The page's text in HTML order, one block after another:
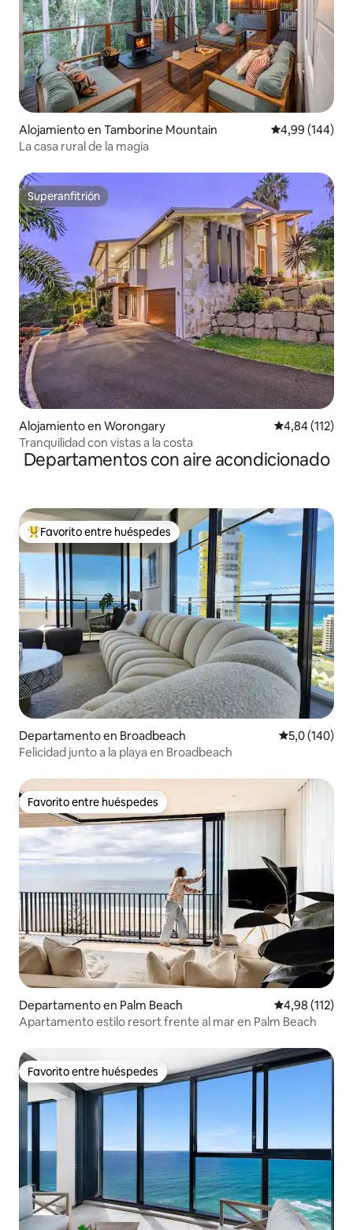
Alojamiento en Tamborine Mountain Calificación
4,99 (144)
La casa rural de la magia
Superanfitrión
Superanfitrión
Alojamiento en Worongary Calificación
4,84 (112)
Tranquilidad con vistas a la costa
Departamentos con aire acondicionado
Favorito entre los huéspedes más destacados
Favorito entre huéspedes
Departamento en Broadbeach Calificación
5,0 (140)
Felicidad junto a la playa en Broadbeach
Favorito entre huéspedes
Favorito entre huéspedes
Departamento en Palm Beach Calificación
4,98 (112)
Apartamento estilo resort frente al mar en Palm Beach
Favorito entre huéspedes
Favorito entre huéspedes